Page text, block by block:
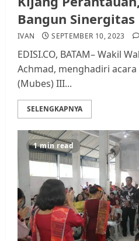
Bangun Sinergitas
IVAN SEPTEMBER 10, 2023
EDISI.CO, BATAM– Wakil
Achmad, menghadiri
(Mubes) III...
SELENGKAPNYA
1 min read